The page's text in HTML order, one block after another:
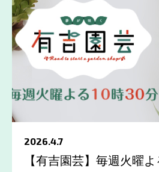
2026.4.7
【有吉園芸】毎週火曜